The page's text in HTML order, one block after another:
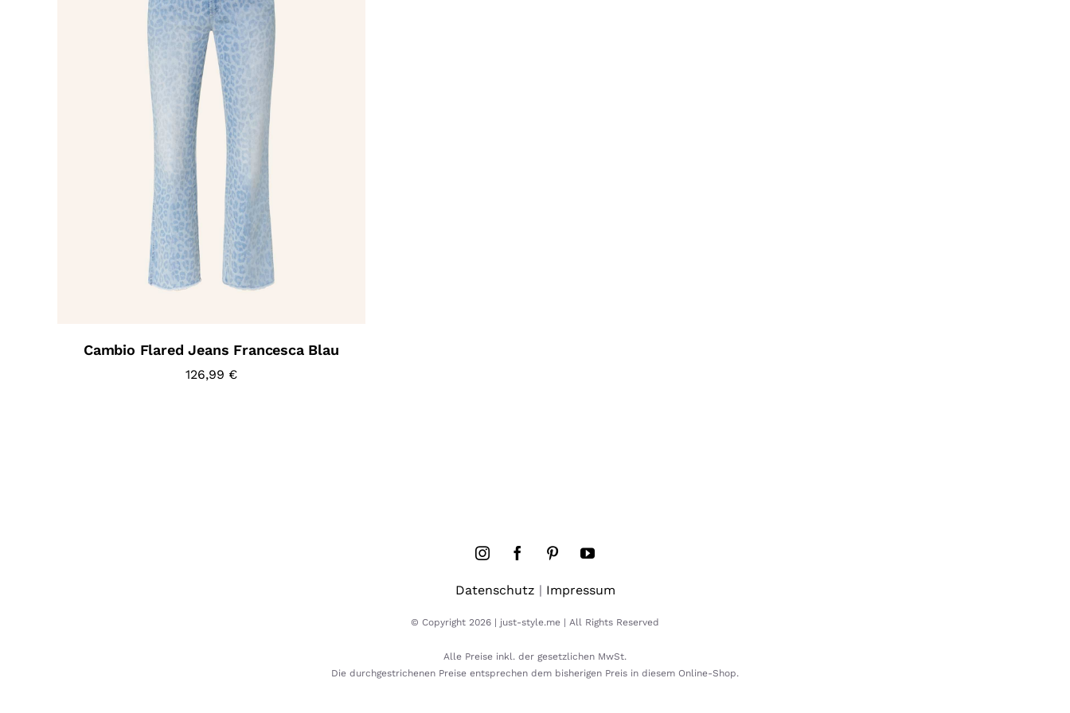
Cambio Flared Jeans Francesca Blau
126,99 €
Datenschutz | Impressum
© Copyright 2026 | just-style.me | All Rights Reserved
Alle Preise inkl. der gesetzlichen MwSt.
Die durchgestrichenen Preise entsprechen dem bisherigen Preis in diesem Online-Shop.